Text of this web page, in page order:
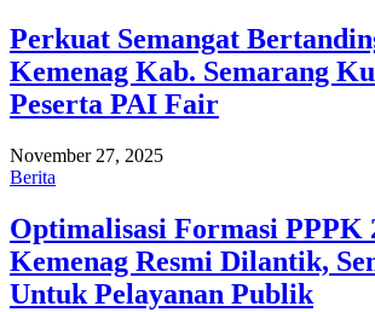
Perkuat Semangat
Kemenag Kab. Semarang
Peserta PAI Fair
November 27, 2025
Berita
Optimalisasi Formasi PPPK
Kemenag Resmi Dilantik,
Untuk Pelayanan Publik